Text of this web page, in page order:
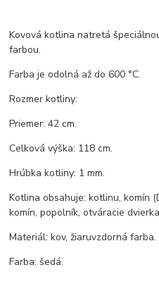
Kovová kotlina natretá
farbou.
Farba je odolná až do 600 °C.
Rozmer kotliny:
Priemer: 42 cm.
Celková výška: 118 cm.
Hrúbka kotliny: 1 mm.
Kotlina obsahuje: kotlinu, komín
komín, popolník, otváracie
Materiál: kov, žiaruvzdorná farba.
Farba: šedá.